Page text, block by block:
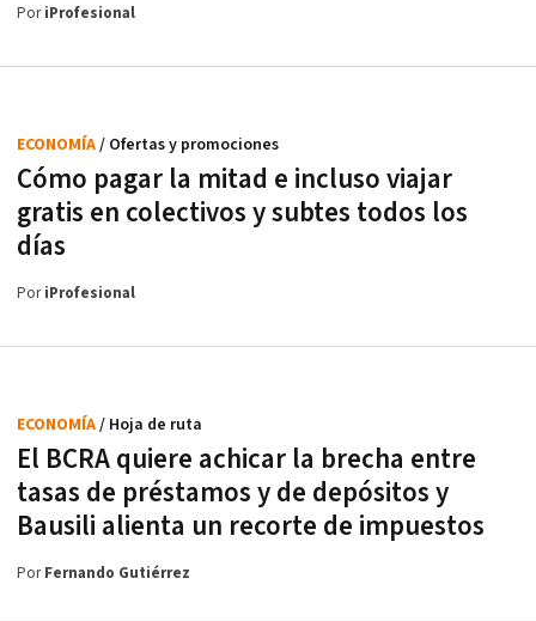
PoriProfesional
Cómo pagar la mitad e incluso viajar
gratis en colectivos y subtes todos los
días
ECONOMÍA/ Ofertas y promociones
PoriProfesional
El BCRA quiere achicar la brecha entre
tasas de préstamos y de depósitos y
Bausili alienta un recorte de impuestos
ECONOMÍA/ Hoja de ruta
PorFernando Gutiérrez